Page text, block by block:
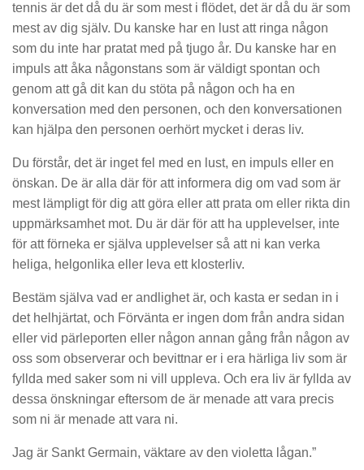
tennis är det då du är som mest i flödet, det är då du är som
mest av dig själv. Du kanske har en lust att ringa någon
som du inte har pratat med på tjugo år. Du kanske har en
impuls att åka någonstans som är väldigt spontan och
genom att gå dit kan du stöta på någon och ha en
konversation med den personen, och den konversationen
kan hjälpa den personen oerhört mycket i deras liv.
Du förstår, det är inget fel med en lust, en impuls eller en
önskan. De är alla där för att informera dig om vad som är
mest lämpligt för dig att göra eller att prata om eller rikta din
uppmärksamhet mot. Du är där för att ha upplevelser, inte
för att förneka er själva upplevelser så att ni kan verka
heliga, helgonlika eller leva ett klosterliv.
Bestäm själva vad er andlighet är, och kasta er sedan in i
det helhjärtat, och Förvänta er ingen dom från andra sidan
eller vid pärleporten eller någon annan gång från någon av
oss som observerar och bevittnar er i era härliga liv som är
fyllda med saker som ni vill uppleva. Och era liv är fyllda av
dessa önskningar eftersom de är menade att vara precis
som ni är menade att vara ni.
Jag är Sankt Germain, väktare av den violetta lågan.”